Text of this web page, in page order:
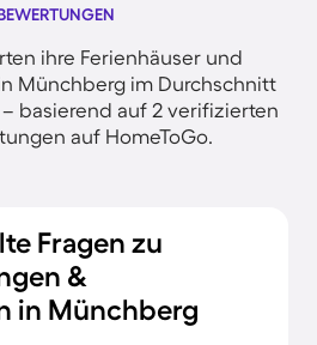
ihre Ferienhäuser und
Münchberg im Durchschnitt
basierend auf 2 verifizierten
auf HomeToGo.
Fragen zu
&
in Münchberg